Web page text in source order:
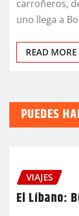
carroñeros,
uno llega a
READ MORE
PUEDES
VIAJES
El Líbano: